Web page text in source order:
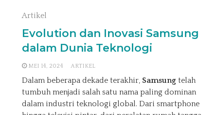
Artikel
Evolution dan Inovasi Samsung
dalam Dunia Teknologi
MEI 14, 2024 ARTIKEL
Dalam beberapa dekade terakhir, Samsung telah
tumbuh menjadi salah satu nama paling dominan
dalam industri teknologi global. Dari smartphone